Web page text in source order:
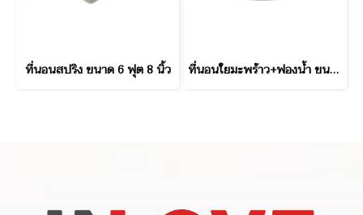
ที่นอนสปริง ขนาด 6 ฟุต 8 นิ้ว ที่นอนใยมะพร้าว+ฟองน้ำ ขนาด 5 ฟุต 6 นิ้ว